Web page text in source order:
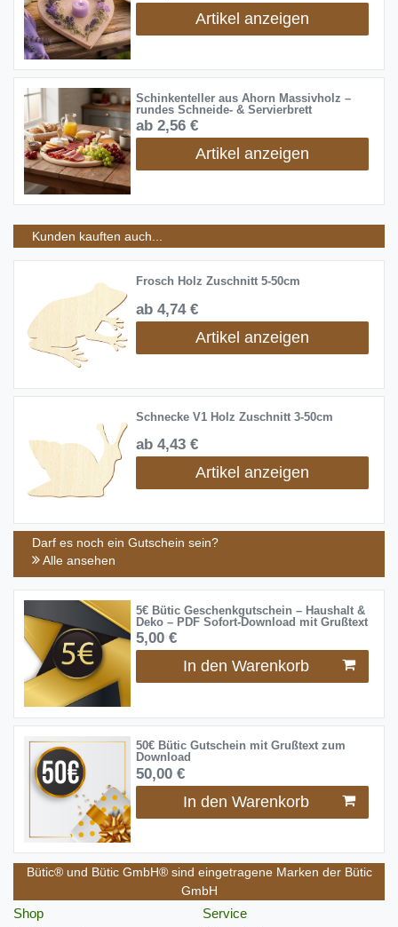
Artikel anzeigen
Schinkenteller aus Ahorn Massivholz –
rundes Schneide- & Servierbrett
ab 2,56 €
Artikel anzeigen
Kunden kauften auch...
Frosch Holz Zuschnitt 5-50cm
ab 4,74 €
Artikel anzeigen
Schnecke V1 Holz Zuschnitt 3-50cm
ab 4,43 €
Artikel anzeigen
Darf es noch ein Gutschein sein?
Alle ansehen
5€ Bütic Geschenkgutschein – Haushalt &
Deko – PDF Sofort-Download mit Grußtext
5,00 €
In den Warenkorb
50€ Bütic Gutschein mit Grußtext zum
Download
50,00 €
In den Warenkorb
Bütic® und Bütic GmbH® sind eingetragene Marken der Bütic
GmbH
Shop Service